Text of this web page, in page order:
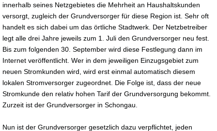
innerhalb seines Netzgebietes die Mehrheit an Haushaltskunden
versorgt, zugleich der Grundversorger für diese Region ist. Sehr oft
handelt es sich dabei um das örtliche Stadtwerk. Der Netzbetreiber
legt alle drei Jahre jeweils zum 1. Juli den Grundversorger neu fest.
Bis zum folgenden 30. September wird diese Festlegung dann im
Internet veröffentlicht. Wer in dem jeweiligen Einzugsgebiet zum
neuen Stromkunden wird, wird erst einmal automatisch diesem
lokalen Stromversorger zugeordnet. Die Folge ist, dass der neue
Stromkunde den relativ hohen Tarif der Grundversorgung bekommt.
Zurzeit ist der Grundversorger in Schongau.
Nun ist der Grundversorger gesetzlich dazu verpflichtet, jeden